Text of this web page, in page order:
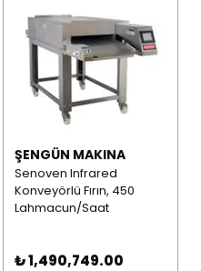
ŞENGÜN MAKINA
Senoven Infrared
Konveyörlü Fırın, 450
Lahmacun/Saat
₺ 1,490,749.00